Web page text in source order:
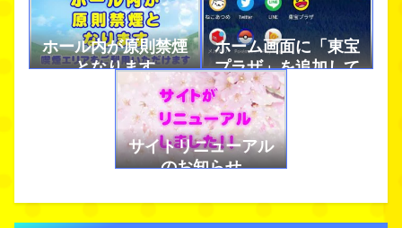
ホール内が原則禁煙
となります
ホーム画面に「東宝
プラザ」を追加して
アプリのように使お
う！
サイトリニューアル
のお知らせ